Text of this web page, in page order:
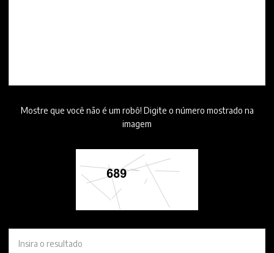
Mostre que você não é um robô! Digite o número mostrado na
imagem